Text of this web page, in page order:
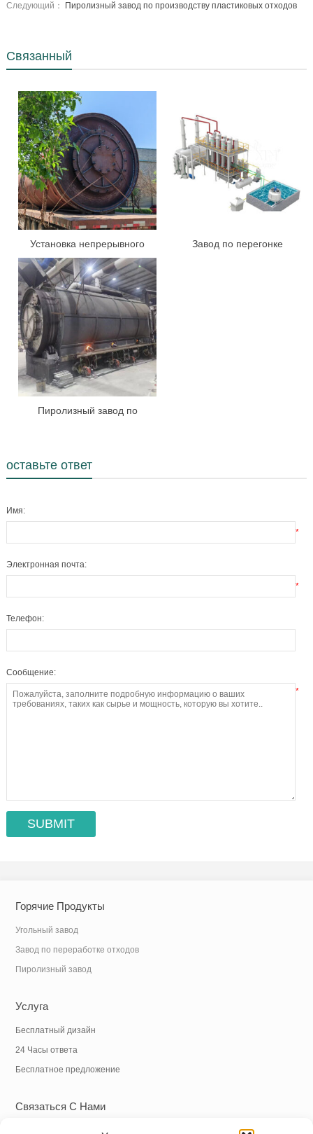
Следующий：
Пиролизный завод по производству пластиковых отходов
Связанный
Установка непрерывного
пиролиза
Завод по перегонке
Пиролизный завод по
оставьте ответ
Имя:
*
Электронная почта:
*
Телефон:
Сообщение:
*
Горячие Продукты
Угольный завод
Завод по переработке отходов
Пиролизный завод
Услуга
Бесплатный дизайн
24 Часы ответа
Бесплатное предложение
Связаться С Нами
+86 18838039608